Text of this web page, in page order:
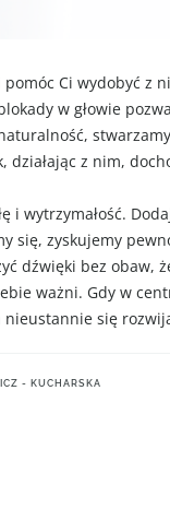
Ci wydobyć
w głowie
działając z nim,
i wytrzymałość.
się, zyskujemy
dźwięki bez
ważni. Gdy w
nieustannie się
- KUCHARSKA